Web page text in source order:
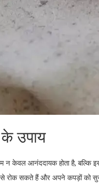
उपाय
न केवल आनंददायक होता है,
रोक सकते हैं और अपने कपड़ों को